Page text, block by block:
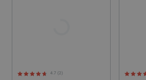
4.7 (2)